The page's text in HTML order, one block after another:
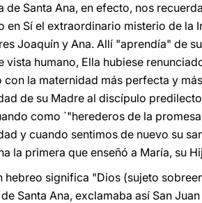
de Santa Ana, en efecto, nos
en Sí el extraordinario misterio de la
Joaquín y Ana. Allí "aprendía" de
vista humano, Ella hubiese
la maternidad más perfecta y
de su Madre al discípulo
como `"herederos de la
y cuando sentimos de nuevo su
la primera que enseñó a María, su
hebreo significa "Dios (sujeto
Santa Ana, exclamaba así San